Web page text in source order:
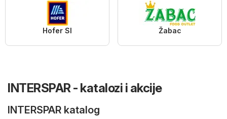
Hofer SI Žabac
INTERSPAR - katalozi i akcije
INTERSPAR katalog